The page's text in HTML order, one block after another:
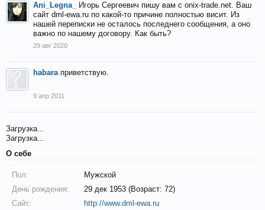
Ani_Legna_
Игорь Сергеевич пишу вам с onix-trade.net. Ваш
сайт dml-ewa.ru по какой-то причине полностью висит. Из
нашей переписки не осталось последнего сообщения, а оно
важно по нашему договору. Как быть?
29 авг 2020
habara приветствую.
9 апр 2011
Загрузка...
Загрузка...
О себе
Пол:
Мужской
День рождения:
29 дек 1953 (Возраст: 72)
Сайт:
http://www.dml-ewa.ru